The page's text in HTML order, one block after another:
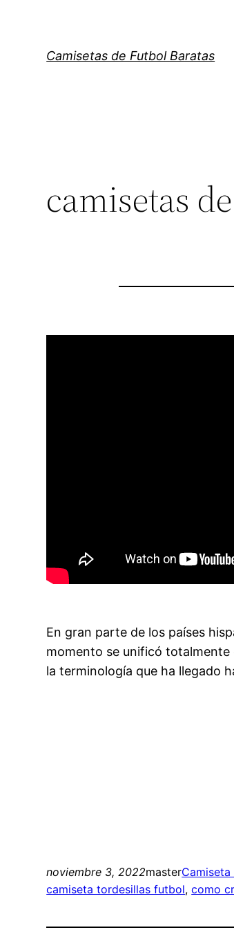
contenido
Camisetas de Futbol Baratas
camisetas
En gran parte de los países
momento se unificó
la terminología que ha llegado
noviembre 3, 2022masterCamiseta
camiseta tordesillas futbol, como